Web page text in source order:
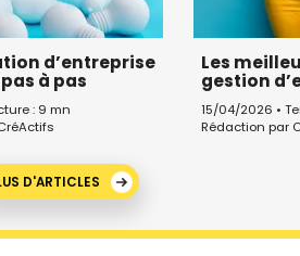
d’entreprise
à pas
: 9 mn
Les
gestion
15/04/2026 •
Rédaction par
D'ARTICLES